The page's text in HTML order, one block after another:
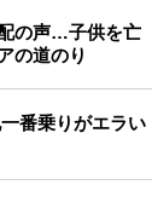
の声…子供を亡
の道のり
番乗りがエラい